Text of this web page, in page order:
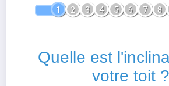
1 2 3 4 5 6 7 8
Quelle est
votre toit ?